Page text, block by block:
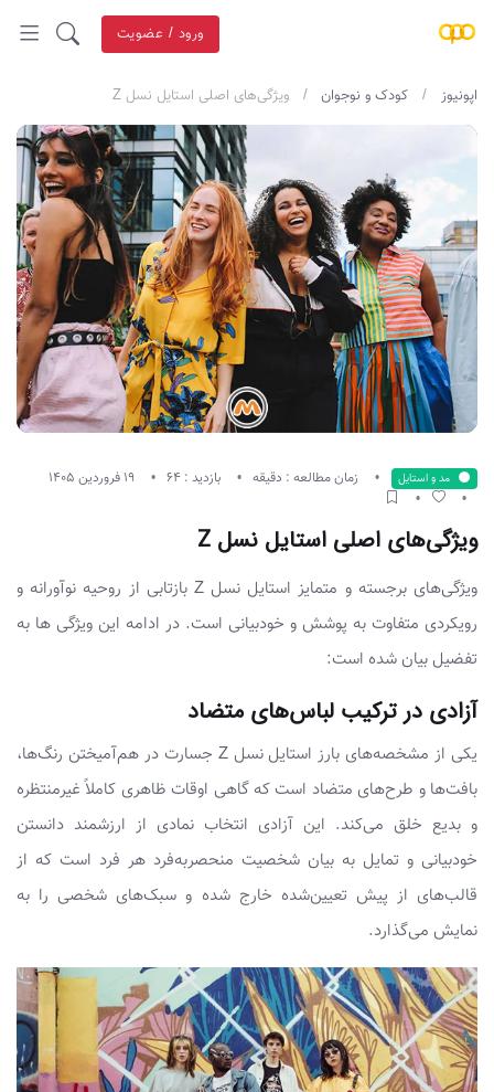
ورود / عضویت
اپونیوز کودک و نوجوان ویژگی‌های اصلی استایل نسل Z
مد و استایل زمان مطالعه : دقیقه بازدید : 64
ویژگی‌های اصلی استایل نسل Z
ویژگی‌های برجسته و متمایز استایل نسل Z بازتابی از روحیه نوآورانه و
رویکردی متفاوت به پوشش و خودبیانی است. در ادامه این ویژگی ها به
تفضیل بیان شده است:
آزادی در ترکیب لباس‌های متضاد
یکی از مشخصه‌های بارز استایل نسل Z جسارت در هم‌آمیختن رنگ‌ها،
بافت‌ها و طرح‌های متضاد است که گاهی اوقات ظاهری کاملاً غیرمنتظره
و بدیع خلق می‌کند. این آزادی انتخاب نمادی از ارزشمند دانستن
خودبیانی و تمایل به بیان شخصیت منحصربه‌فرد هر فرد است که از
قالب‌های از پیش تعیین‌شده خارج شده و سبک‌های شخصی را به
نمایش می‌گذارد.